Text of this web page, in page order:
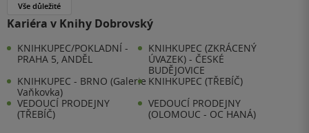
Vše důležité
Kariéra v Knihy Dobrovský
KNIHKUPEC/POKLADNÍ -
PRAHA 5, ANDĚL
KNIHKUPEC (ZKRÁCENÝ
ÚVAZEK) - ČESKÉ
BUDĚJOVICE
KNIHKUPEC - BRNO (Galerie
Vaňkovka)
KNIHKUPEC (TŘEBÍČ)
VEDOUCÍ PRODEJNY
(TŘEBÍČ)
VEDOUCÍ PRODEJNY
(OLOMOUC - OC HANÁ)